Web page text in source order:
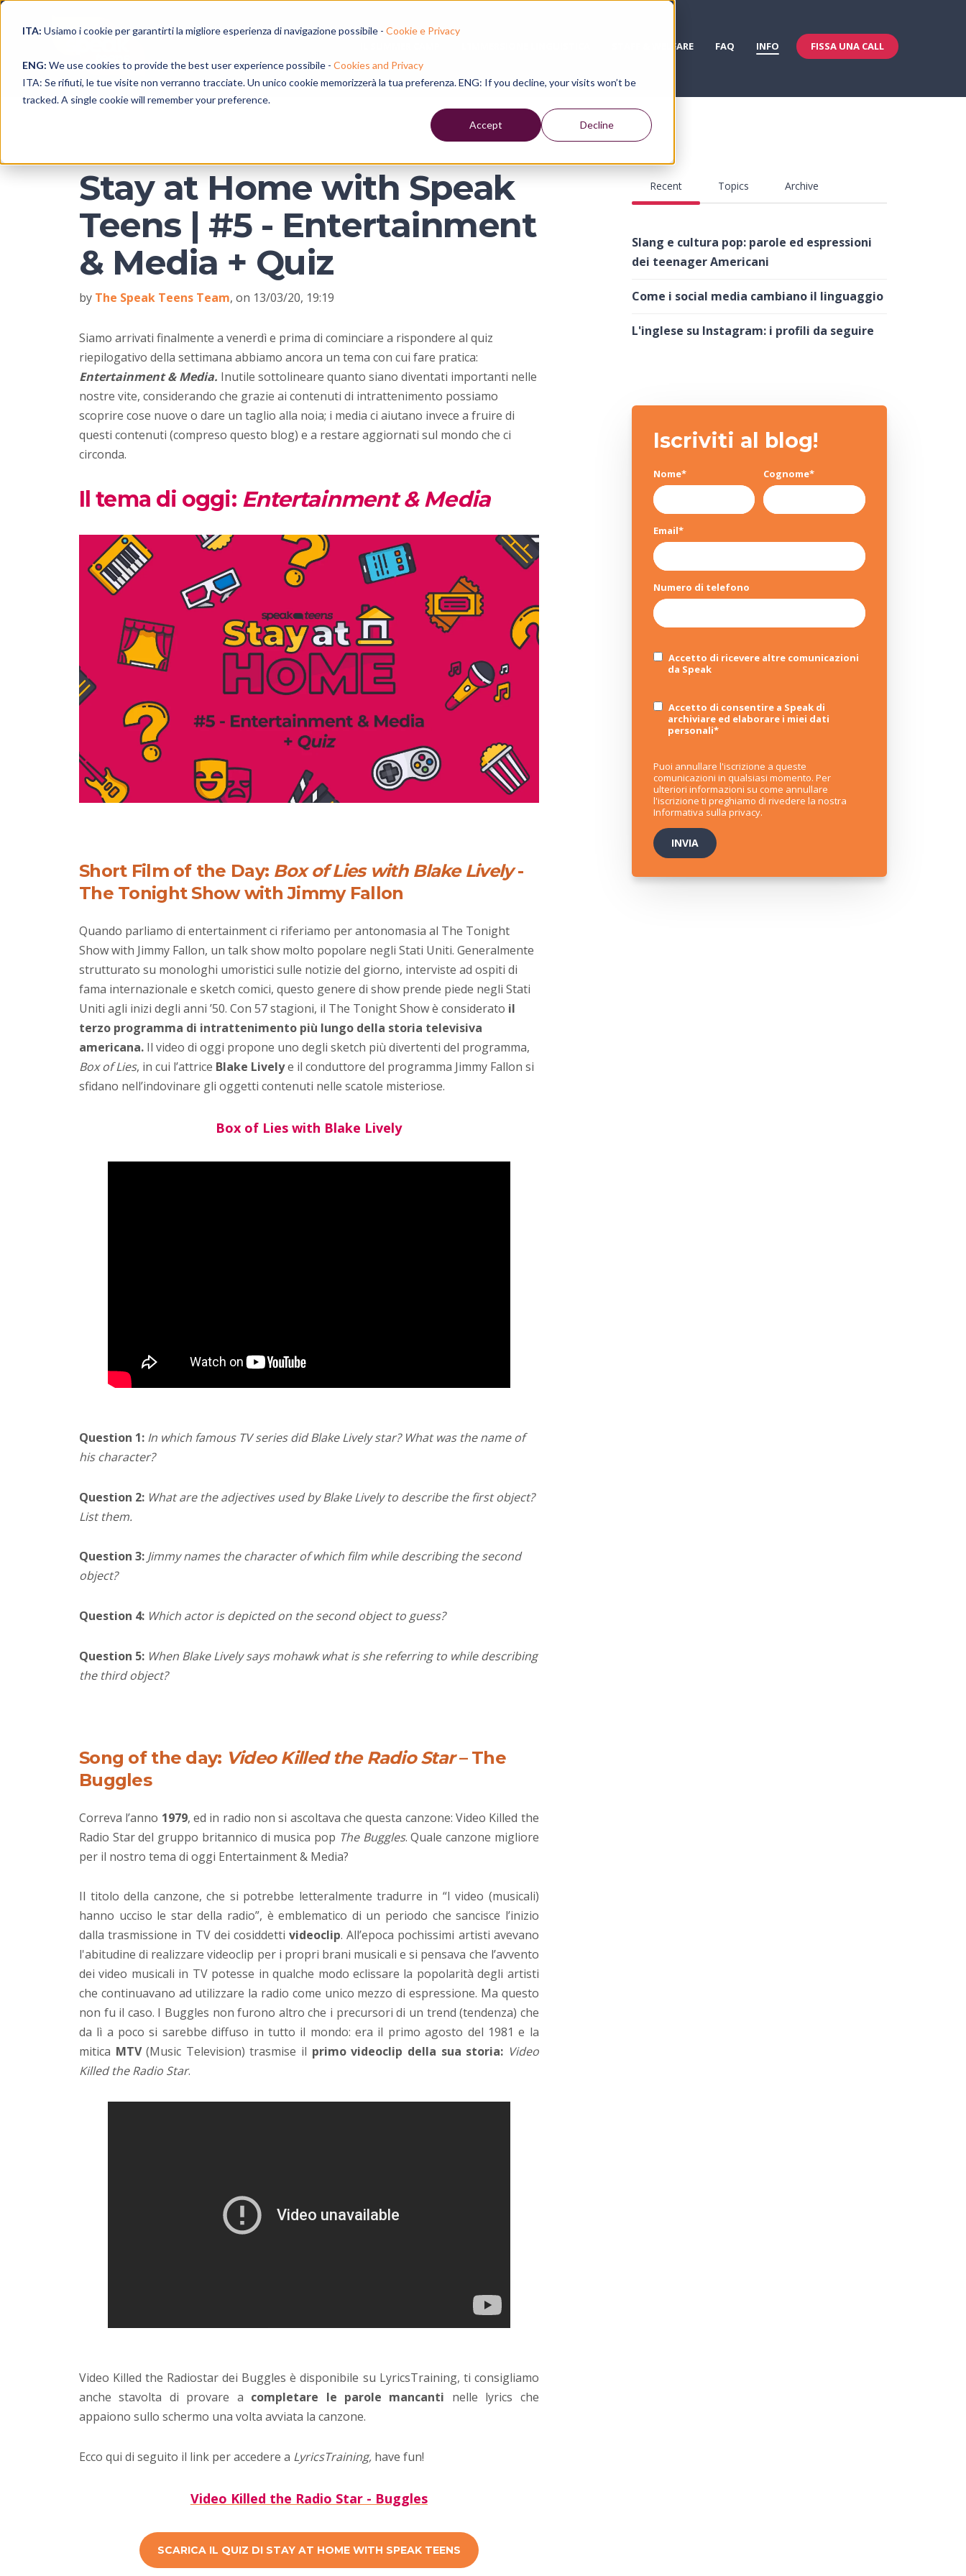
ITA: Usiamo i cookie per garantirti la migliore esperienza di navigazione possibile - Cookie e Privacy
ENG: We use cookies to provide the best user experience possibile - Cookies and Privacy
ITA: Se rifiuti, le tue visite non verranno tracciate. Un unico cookie memorizzerà la tua preferenza. ENG: If you decline, your visits won’t be
tracked. A single cookie will remember your preference.
Accept Decline
STAFF & WELFARE FAQ INFO FISSA UNA CALL
Stay at Home with Speak
Teens | #5 - Entertainment
& Media + Quiz
by The Speak Teens Team, on 13/03/20, 19:19
Siamo arrivati finalmente a venerdì e prima di cominciare a rispondere al quiz
riepilogativo della settimana abbiamo ancora un tema con cui fare pratica:
Entertainment & Media. Inutile sottolineare quanto siano diventati importanti nelle
nostre vite, considerando che grazie ai contenuti di intrattenimento possiamo
scoprire cose nuove o dare un taglio alla noia; i media ci aiutano invece a fruire di
questi contenuti (compreso questo blog) e a restare aggiornati sul mondo che ci
circonda.
Il tema di oggi: Entertainment & Media
Short Film of the Day: Box of Lieswith Blake Lively-
The Tonight Show with Jimmy Fallon
Quando parliamo di entertainment ci riferiamo per antonomasia al The Tonight
Show with Jimmy Fallon, un talk show molto popolare negli Stati Uniti. Generalmente
strutturato su monologhi umoristici sulle notizie del giorno, interviste ad ospiti di
fama internazionale e sketch comici, questo genere di show prende piede negli Stati
Uniti agli inizi degli anni ’50. Con 57 stagioni, il The Tonight Show è considerato il
terzo programma di intrattenimento più lungo della storia televisiva
americana. Il video di oggi propone uno degli sketch più divertenti del programma,
Box of Lies, in cui l’attrice Blake Livelye il conduttore del programma Jimmy Fallon si
sfidano nell’indovinare gli oggetti contenuti nelle scatole misteriose.
Box of Lies with Blake Lively
Question 1: In which famous TV series did Blake Lively star? What was the name of
his character?
Question 2: What are the adjectives used by Blake Lively to describe the first object?
List them.
Question 3: Jimmy names the character of which film while describing the second
object?
Question 4: Which actor is depicted on the second object to guess?
Question 5: When Blake Lively says mohawk what is she referring to while describing
the third object?
Song of the day: Video Killed the Radio Star– The
Buggles
Correva l’anno 1979, ed in radio non si ascoltava che questa canzone: Video Killed the
Radio Star del gruppo britannico di musica pop The Buggles. Quale canzone migliore
per il nostro tema di oggi Entertainment & Media?
Il titolo della canzone, che si potrebbe letteralmente tradurre in “I video (musicali)
hanno ucciso le star della radio”, è emblematico di un periodo che sancisce l’inizio
dalla trasmissione in TV dei cosiddetti videoclip. All’epoca pochissimi artisti avevano
l'abitudine di realizzare videoclip per i propri brani musicali e si pensava che l’avvento
dei video musicali in TV potesse in qualche modo eclissare la popolarità degli artisti
che continuavano ad utilizzare la radio come unico mezzo di espressione. Ma questo
non fu il caso. I Buggles non furono altro che i precursori di un trend (tendenza) che
da lì a poco si sarebbe diffuso in tutto il mondo: era il primo agosto del 1981 e la
mitica MTV(Music Television) trasmise il primo videoclip della sua storia: Video
Killed the Radio Star.
Video Killed the Radiostar dei Buggles è disponibile su LyricsTraining, ti consigliamo
anche stavolta di provare a completare le parole mancanti nelle lyrics che
appaiono sullo schermo una volta avviata la canzone.
Ecco qui di seguito il link per accedere a LyricsTraining, have fun!
Video Killed the Radio Star - Buggles
SCARICA IL QUIZ DI STAY AT HOME WITH SPEAK TEENS
Recent Topics Archive
Slang e cultura pop: parole ed espressioni
dei teenager Americani
Come i social media cambiano il linguaggio
L'inglese su Instagram: i profili da seguire
Iscriviti al blog!
Nome* Cognome*
Email*
Numero di telefono
Accetto di ricevere altre comunicazioni
da Speak
Accetto di consentire a Speak di
archiviare ed elaborare i miei dati
personali*
Puoi annullare l'iscrizione a queste
comunicazioni in qualsiasi momento. Per
ulteriori informazioni su come annullare
l'iscrizione ti preghiamo di rivedere la nostra
Informativa sulla privacy.